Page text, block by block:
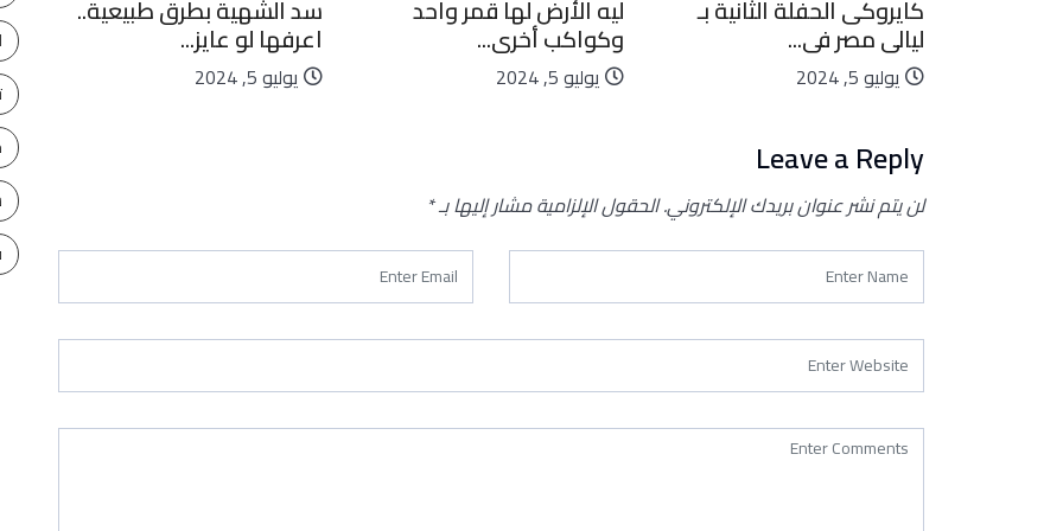
كايروكى الحفلة الثانية بـ
ليالى مصر فى...
يوليو 5, 2024
ليه الأرض لها قمر واحد
وكواكب أخرى...
يوليو 5, 2024
سد الشهية بطرق طبيعية..
اعرفها لو عايز...
يوليو 5, 2024
Leave a Reply
لن يتم نشر عنوان بريدك الإلكتروني.الحقول الإلزامية مشار إليها بـ*